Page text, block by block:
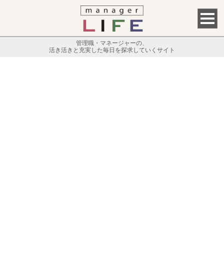
管理職・マネージャーの、
活き活きと充実した毎日を探求していくサイト